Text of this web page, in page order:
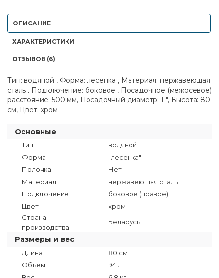
ОПИСАНИЕ
ХАРАКТЕРИСТИКИ
ОТЗЫВОВ (6)
Тип: водяной , Форма: лесенка , Материал: нержавеющая
сталь , Подключение: боковое , Посадочное (межосевое)
расстояние: 500 мм, Посадочный диаметр: 1 ", Высота: 80
см, Цвет: хром
Основные
Тип
водяной
Форма
"лесенка"
Полочка
Нет
Материал
нержавеющая сталь
Подключение
боковое (правое)
Цвет
хром
Страна
производства
Беларусь
Размеры и вес
Длина
80 см
Объем
94 л